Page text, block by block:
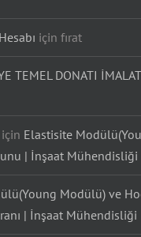
için fırat
TEMEL DONATI
için Elastisite
| İnşaat Mühendisliği
Modülü) ve
| İnşaat Mühendisliği